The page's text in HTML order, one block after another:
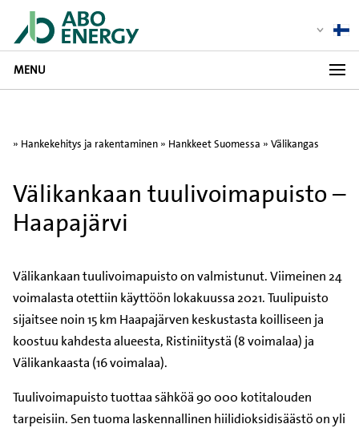
MENU
» Hankekehitys ja rakentaminen » Hankkeet Suomessa » Välikangas
Välikankaan tuulivoimapuisto –
Haapajärvi
Välikankaan tuulivoimapuisto on valmistunut. Viimeinen 24
voimalasta otettiin käyttöön lokakuussa 2021. Tuulipuisto
sijaitsee noin 15 km Haapajärven keskustasta koilliseen ja
koostuu kahdesta alueesta, Ristiniitystä (8 voimalaa) ja
Välikankaasta (16 voimalaa).
Tuulivoimapuisto tuottaa sähköä 90 000 kotitalouden
tarpeisiin. Sen tuoma laskennallinen hiilidioksidisäästö on yli